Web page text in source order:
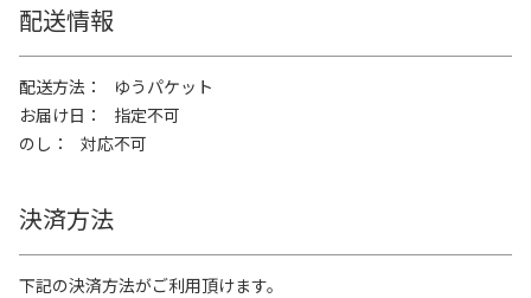
配送情報
配送方法
ゆうパケット
お届け日
指定不可
のし
対応不可
決済方法
下記の決済方法がご利用頂けます。